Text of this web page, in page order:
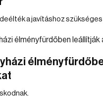
a javításhoz